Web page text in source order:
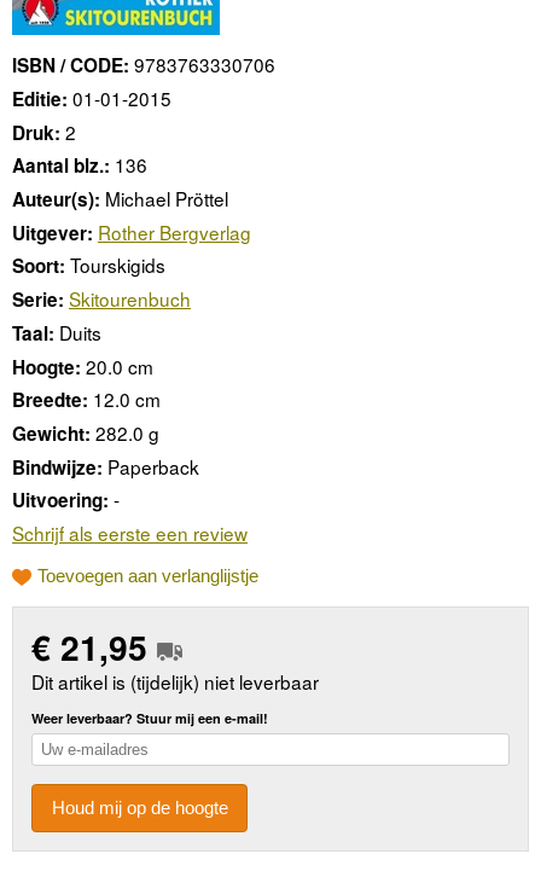
ISBN / CODE: 9783763330706
Editie: 01-01-2015
Druk: 2
Aantal blz.: 136
Auteur(s): Michael Pröttel
Uitgever: Rother Bergverlag
Soort: Tourskigids
Serie: Skitourenbuch
Taal: Duits
Hoogte: 20.0 cm
Breedte: 12.0 cm
Gewicht: 282.0 g
Bindwijze: Paperback
Uitvoering: -
Schrijf als eerste een review
Toevoegen aan verlanglijstje
€ 21,95
Dit artikel is (tijdelijk) niet leverbaar
Weer leverbaar? Stuur mij een e-mail!
Houd mij op de hoogte